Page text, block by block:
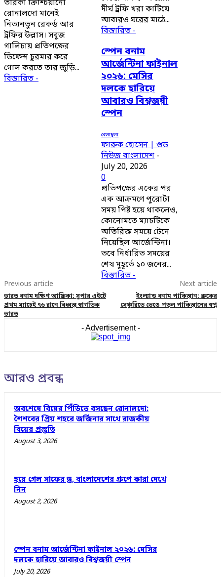
তারকা ক্রিশ্চিয়ানো
রোনালদো মানেই
নিত্যনতুন রেকর্ড আর
ট্রফির উল্লাস। সবুজ
গালিচায় প্রতিপক্ষের
ডিফেন্স চুরমার করে
গোল করতে তার জুড়ি...
বিস্তারিত -
দীর্ঘ ট্রফি খরা কাটিয়ে
আবারও ঘরের মাঠে...
বিস্তারিত -
স্পেন বনাম
আর্জেন্টিনা ফাইনাল
২০২৬: মেসির
দলকে হারিয়ে
আবারও বিশ্বজয়ী
স্পেন
খেলাধুলা
ফারুক হোসেন | গুড
নিউজ বাংলাদেশ -
July 20, 2026
0
প্রতিপক্ষের একের পর
এক আক্রমণে পুরোটা
সময় পিষ্ট হয়ে থাকলেও,
কোনোমতে ম্যাচটিকে
অতিরিক্ত সময়ে টেনে
নিয়েছিল আর্জেন্টিনা।
তবে নির্ধারিত সময়ের
শেষ মুহূর্তে ১০ জনের...
বিস্তারিত -
Previous article
ভারত বনাম দক্ষিণ আফ্রিকা: সুপার এইটে
প্রথম ম্যাচেই ৭৬ রানে বিধ্বস্ত স্বাগতিক
ভারত
Next article
ইংল্যান্ড বনাম পাকিস্তান: ব্রুকের
সেঞ্চুরিতে ভেঙে পড়ল পাকিস্তানের স্বপ্ন
- Advertisement -
আরও প্রবন্ধ
অবশেষে বিয়ের পিঁড়িতে বসছেন রোনালদো:
শৈশবের প্রিয় শহরে জর্জিনার সাথে রাজকীয়
বিয়ের প্রস্তুতি
August 3, 2026
হয়ে গেল সাফের ড্র, বাংলাদেশের গ্রুপে কারা দেখে
নিন
August 2, 2026
স্পেন বনাম আর্জেন্টিনা ফাইনাল ২০২৬: মেসির
দলকে হারিয়ে আবারও বিশ্বজয়ী স্পেন
July 20, 2026